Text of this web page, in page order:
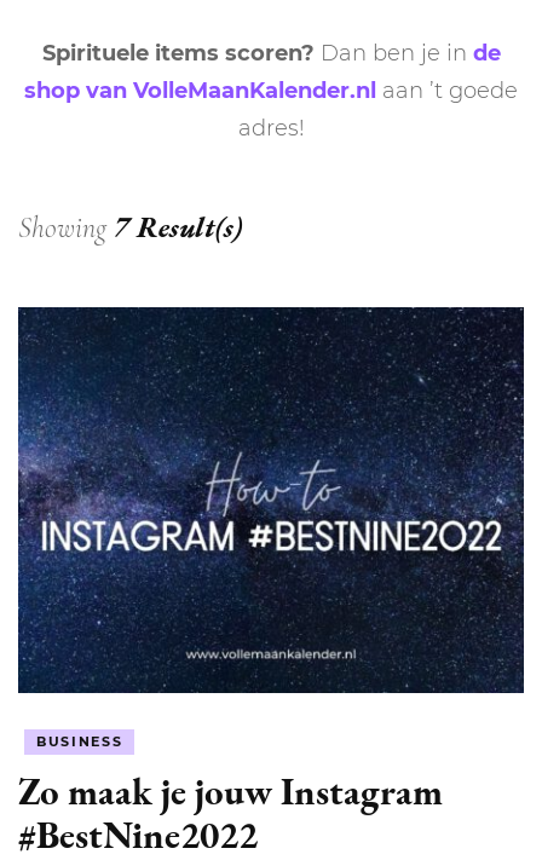
Spirituele items scoren? Dan ben je in de
shop van VolleMaanKalender.nl aan ’t goede
adres!
Showing 7 Result(s)
BUSINESS
Zo maak je jouw Instagram
#BestNine2022